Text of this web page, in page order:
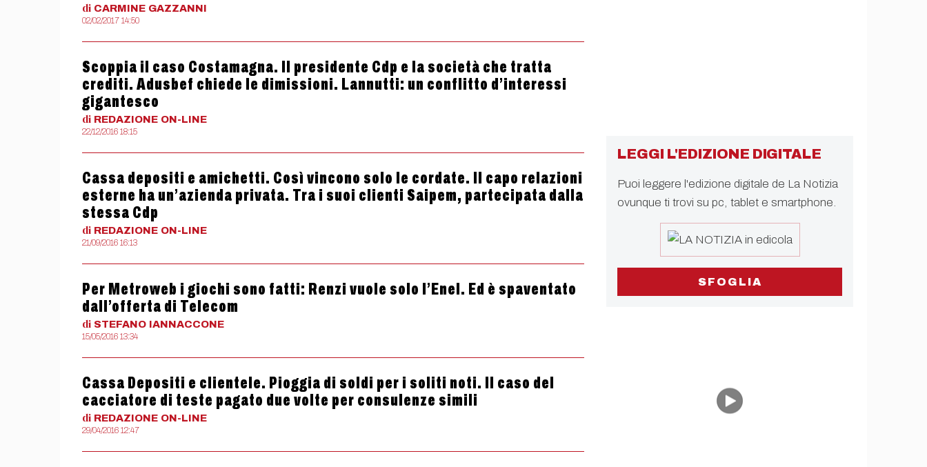
di CARMINE GAZZANNI
02/02/2017 14:50
Scoppia il caso Costamagna. Il presidente Cdp e la società che tratta
crediti. Adusbef chiede le dimissioni. Lannutti: un conflitto d’interessi
gigantesco
di REDAZIONE ON-LINE
22/12/2016 18:15
Cassa depositi e amichetti. Così vincono solo le cordate. Il capo relazioni
esterne ha un’azienda privata. Tra i suoi clienti Saipem, partecipata dalla
stessa Cdp
di REDAZIONE ON-LINE
21/09/2016 16:13
Per Metroweb i giochi sono fatti: Renzi vuole solo l’Enel. Ed è spaventato
dall’offerta di Telecom
di STEFANO IANNACCONE
15/05/2016 13:34
Cassa Depositi e clientele. Pioggia di soldi per i soliti noti. Il caso del
cacciatore di teste pagato due volte per consulenze simili
di REDAZIONE ON-LINE
29/04/2016 12:47
LEGGI L'EDIZIONE DIGITALE
Puoi leggere l'edizione digitale de La Notizia
ovunque ti trovi su pc, tablet e smartphone.
SFOGLIA